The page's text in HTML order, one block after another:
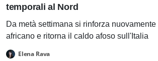
temporali al Nord
Da metà settimana si rinforza
africano e ritorna il caldo afoso sull'Italia
Elena Rava